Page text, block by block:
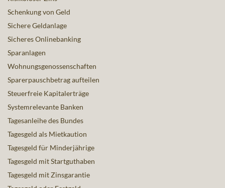
Schenkung von Geld
Sichere Geldanlage
Sicheres Onlinebanking
Sparanlagen
Wohnungsgenossenschaften
Sparerpauschbetrag aufteilen
Steuerfreie Kapitalerträge
Systemrelevante Banken
Tagesanleihe des Bundes
Tagesgeld als Mietkaution
Tagesgeld für Minderjährige
Tagesgeld mit Startguthaben
Tagesgeld mit Zinsgarantie